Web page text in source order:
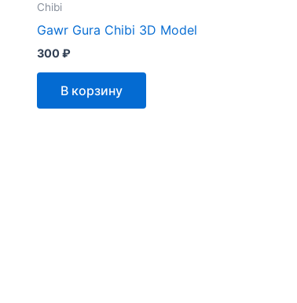
Chibi
Gawr Gura Chibi 3D Model
300₽
В корзину